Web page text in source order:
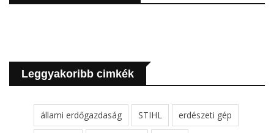
Leggyakoribb cimkék
állami erdőgazdaság STIHL erdészeti gép